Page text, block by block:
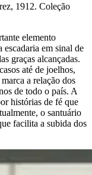
1912. Coleção
elemento
em sinal de
graças alcançadas.
até de joelhos,
a relação dos
de todo o país. A
histórias de fé que
o santuário
facilita a subida dos